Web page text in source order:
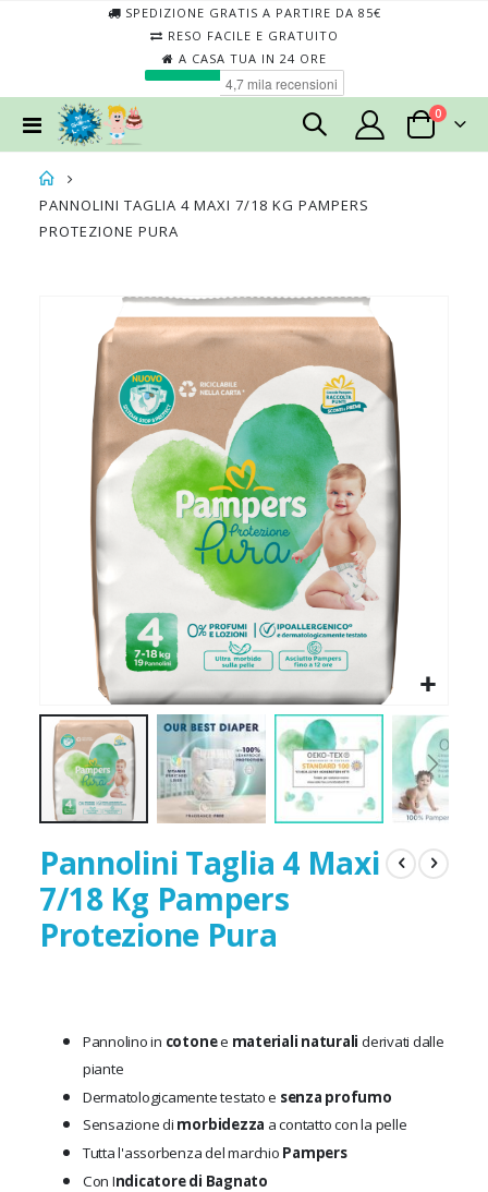
SPEDIZIONE GRATIS A PARTIRE DA 85€
RESO FACILE E GRATUITO
A CASA TUA IN 24 ORE
Toggle
Nav
Cart
0elementi
PANNOLINI TAGLIA 4 MAXI 7/18 KG PAMPERS
PROTEZIONE PURA
Pannolini Taglia 4 Maxi
7/18 Kg Pampers
Protezione Pura
Pannolino in cotonee materiali naturali derivati dalle
piante
Dermatologicamente testato e senza profumo
Sensazione di morbidezza a contatto con la pelle
Tutta l'assorbenza del marchio Pampers
Con Indicatore di Bagnato